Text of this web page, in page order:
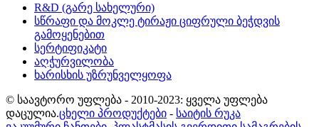
R&D (გარე სახელური)
სწრაფი და მოკლე ტირაჟი ციფრული ბეჭდვის
გამოყენებით
სერტიფიკატი
აღჭურვილობა
ხარისხის უზრუნველყოფა
© საავტორო უფლება - 2010-2023: ყველა უფლება
დაცულია.ცხელი პროდუქტები - საიტის რუკა